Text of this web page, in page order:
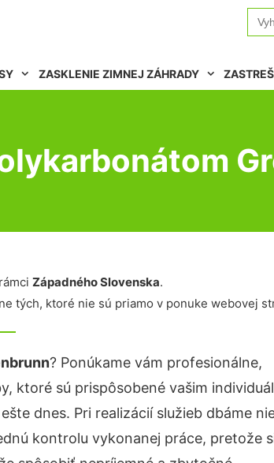
for:
ZASKLENIE ZIMNEJ ZÁHRADY
Západného Slovenska.
tých, ktoré nie sú priamo v ponuke webovej
? Ponúkame vám profesionálne,
ktoré sú prispôsobené vašim
dnes. Pri realizácií služieb dbáme
kontrolu vykonanej práce, pretože